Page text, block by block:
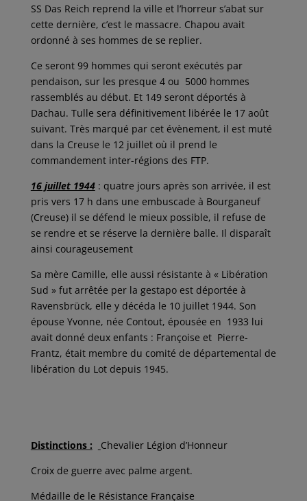
SS Das Reich reprend la ville et l’horreur s’abat sur
cette dernière, c’est le massacre. Chapou avait
ordonné à ses hommes de se replier.
Ce seront 99 hommes qui seront exécutés par
pendaison, sur les presque 4 ou 5000 hommes
rassemblés au début. Et 149 seront déportés à
Dachau. Tulle sera définitivement libérée le 17 août
suivant. Très marqué par cet évènement, il est muté
dans la Creuse le 12 juillet où il prend le
commandement inter-régions des FTP.
16 juillet 1944: quatre jours après son arrivée, il est
pris vers 17 h dans une embuscade à Bourganeuf
(Creuse) il se défend le mieux possible, il refuse de
se rendre et se réserve la dernière balle. Il disparaît
ainsi courageusement
Sa mère Camille, elle aussi résistante à « Libération
Sud » fut arrêtée per la gestapo est déportée à
Ravensbrück, elle y décéda le 10 juillet 1944. Son
épouse Yvonne, née Contout, épousée en 1933 lui
avait donné deux enfants : Françoise et Pierre-
Frantz, était membre du comité de départemental de
libération du Lot depuis 1945.
Distinctions :
Chevalier Légion d’Honneur
Croix de guerre avec palme argent.
Médaille de le Résistance Française